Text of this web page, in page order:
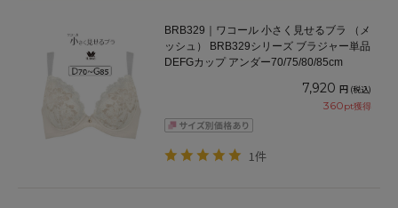
BRB329｜ワコール 小さく見せるブラ （メ
ッシュ） BRB329シリーズ ブラジャー単品
DEFGカップ アンダー70/75/80/85cm
7,920 円 (税込)
360pt獲得
1件